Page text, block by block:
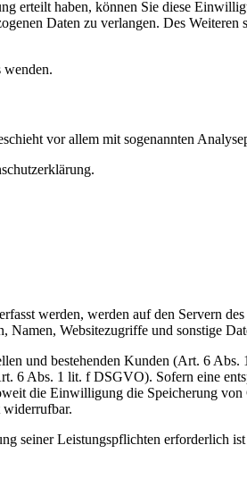
erteilt haben, können Sie diese
Daten zu verlangen. Des
wenden.
vor allem mit sogenannten
werden, werden auf den Servern
Websitezugriffe und sonstige
und bestehenden Kunden (Art. 6
6 Abs. 1 lit. f DSGVO). Sofern eine
die Einwilligung die Speicherung
Leistungspflichten erforderlich